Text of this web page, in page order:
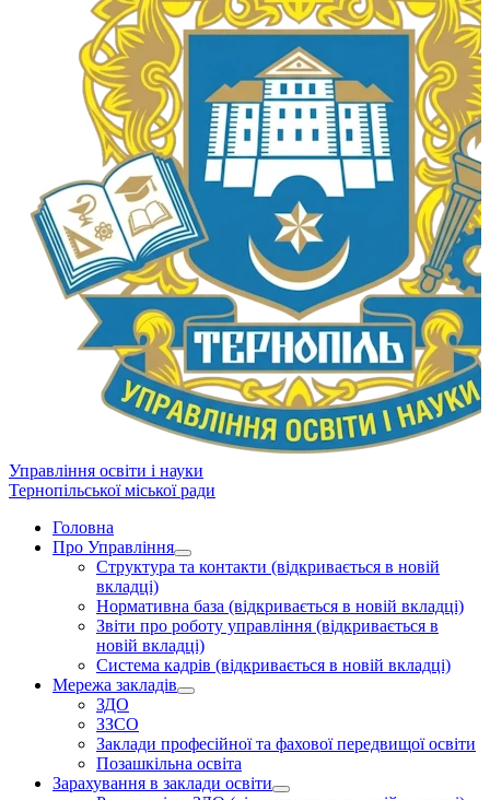
Управління освіти і науки
Тернопільської міської ради
Головна
Про Управління
Структура та контакти (відкривається в новій
вкладці)
Нормативна база (відкривається в новій вкладці)
Звіти про роботу управління (відкривається в
новій вкладці)
Система кадрів (відкривається в новій вкладці)
Мережа закладів
ЗДО
ЗЗСО
Заклади професійної та фахової передвищої освіти
Позашкільна освіта
Зарахування в заклади освіти